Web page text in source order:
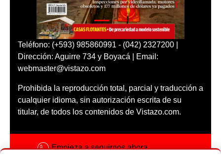
Teléfono: (+593) 985860991 - (042) 2327200 |
Dirección: Aguirre 734 y Boyacá | Email:
webmaster@vistazo.com
Prohibida la reproducción total, parcial y traducción a
cualquier idioma, sin autorización escrita de su
titular, de todos los contenidos de Vistazo.com.
Empieza a seguirnos ahora